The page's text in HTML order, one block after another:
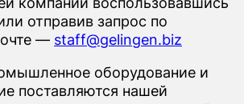
отправив запрос по
— staff@gelingen.biz
оборудование и
поставляются нашей